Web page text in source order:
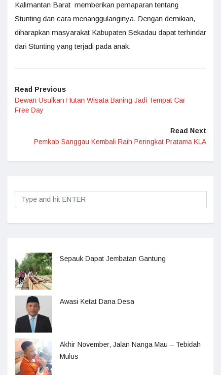
Kalimantan Barat memberikan pemaparan tentang
Stunting dan cara menanggulanginya. Dengan demikian,
diharapkan masyarakat Kabupaten Sekadau dapat terhindar
dari Stunting yang terjadi pada anak.
Read Previous
Dewan Usulkan Hutan Wisata Baning Jadi Tempat Car
Free Day
Read Next
Pemkab Sanggau Kembali Raih Peringkat Pratama KLA
Sepauk Dapat Jembatan Gantung
Awasi Ketat Dana Desa
Akhir November, Jalan Nanga Mau – Tebidah
Mulus